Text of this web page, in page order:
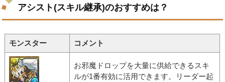
アシスト(スキル継承)のおすすめは？
モンスター コメント
お邪魔ドロップを大量に供給できるスキ
ルが1番有効に活用できます。リーダー起